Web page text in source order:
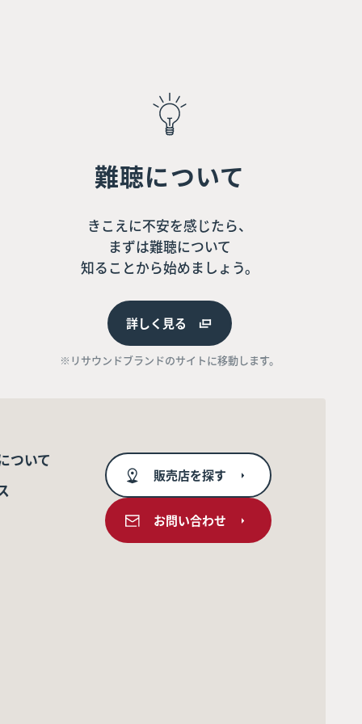
難聴について
きこえに不安を感じたら、
まずは難聴について
知ることから始めましょう。
詳しく見る
※リサウンドブランドのサイトに移動します。
ついて
販売店を探す
お問い合わせ